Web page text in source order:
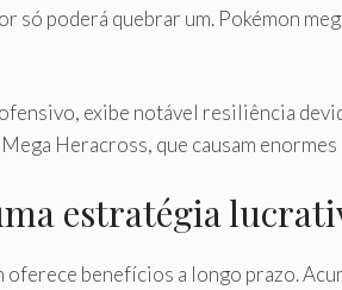
só poderá quebrar um. Pokémon
exibe notável resiliência
Heracross, que causam
estratégia
benefícios a longo prazo.